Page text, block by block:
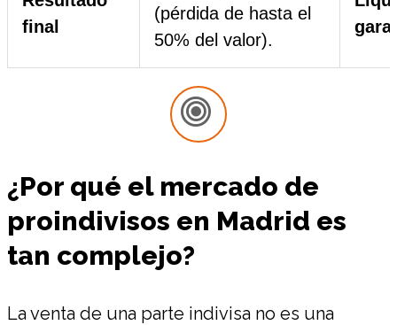
final
(pérdida de hasta el
50% del valor).
¿Por qué el mercado de
proindivisos en Madrid es
tan complejo?
La venta de una parte indivisa no es una